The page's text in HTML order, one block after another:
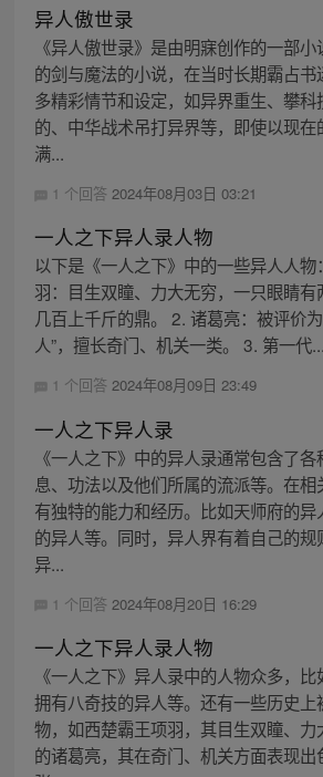
异人傲世录
《异人傲世录》是由明寐创作的一部
的剑与魔法的小说，在当时长期霸占
多精彩情节和设定，如异界重生、攀
的、中华战术吊打异界等，即使以现
满...
1 个回答 2024年08月03日 03:21
一人之下异人录人物
以下是《一人之下》中的一些异人人
羽：目生双瞳、力大无穷，一只眼睛
几百上千斤的鼎。 2. 诸葛亮：被评价
人”，擅长奇门、机关一类。 3. 第一代...
1 个回答 2024年08月09日 23:49
一人之下异人录
《一人之下》中的异人录通常包含了
息、功法以及他们所属的流派等。在
有独特的能力和经历。比如天师府的
的异人等。同时，异人界有着自己的
异...
1 个回答 2024年08月20日 16:29
一人之下异人录人物
《一人之下》异人录中的人物众多，比
拥有八奇技的异人等。还有一些历史上
物，如西楚霸王项羽，其目生双瞳、
的诸葛亮，其在奇门、机关方面表现